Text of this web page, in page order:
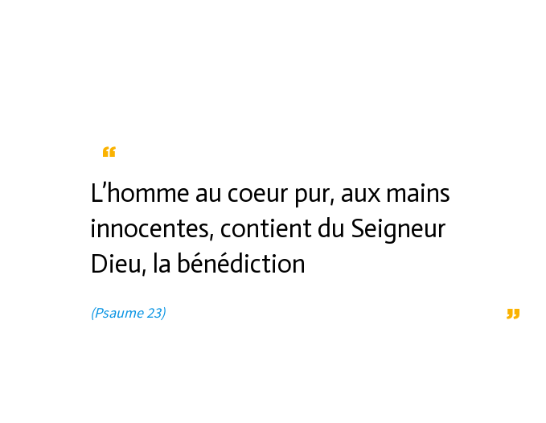
L’homme au coeur pur, aux mains
innocentes, contient du Seigneur
Dieu, la bénédiction
(Psaume 23)